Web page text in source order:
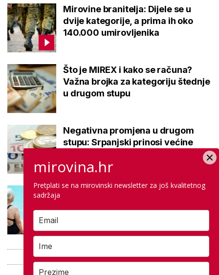
Mirovine branitelja: Dijele se u
dvije kategorije, a prima ih oko
140.000 umirovljenika
Što je MIREX i kako se računa?
Važna brojka za kategoriju štednje
u drugom stupu
Negativna promjena u drugom
stupu: Srpanjski prinosi većine
Kupanje u ovom gradu i sutra
mirovina.hr
Pretplati se na mirovinski newsletter za još kvalitetnog
sadržaja